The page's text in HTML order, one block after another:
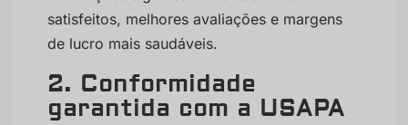
satisfeitos, melhores avaliações e margens
de lucro mais saudáveis.
2. Conformidade
garantida com a USAPA